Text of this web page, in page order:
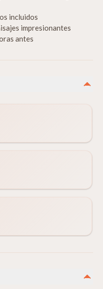
incluidos
impresionantes
antes